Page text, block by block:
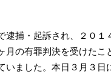
逮捕・起訴され、２０１
月の有罪判決を受けたこ
いました。本日３月３日